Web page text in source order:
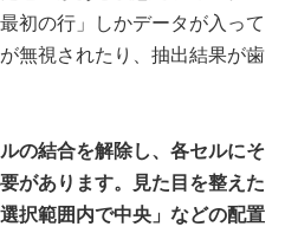
初の行」しかデータが入って
無視されたり、抽出結果が歯
の結合を解除し、各セルにそ
があります。見た目を整えた
択範囲内で中央」などの配置